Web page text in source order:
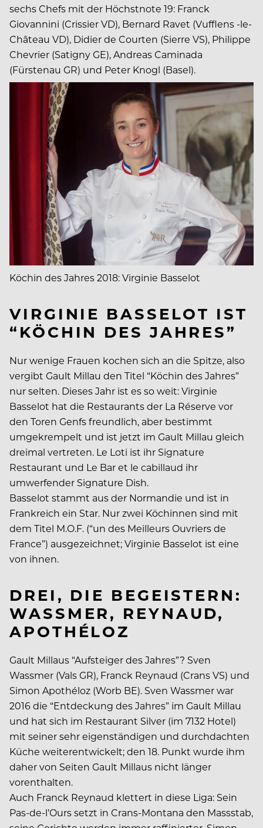
sechs Chefs mit der Höchstnote 19: Franck
Giovannini (Crissier VD), Bernard Ravet (Vufflens -le-
Château VD), Didier de Courten (Sierre VS), Philippe
Chevrier (Satigny GE), Andreas Caminada
(Fürstenau GR) und Peter Knogl (Basel).
Köchin des Jahres 2018: Virginie Basselot
VIRGINIE BASSELOT IST
“KÖCHIN DES JAHRES”
Nur wenige Frauen kochen sich an die Spitze, also
vergibt Gault Millau den Titel “Köchin des Jahres”
nur selten. Dieses Jahr ist es so weit: Virginie
Basselot hat die Restaurants der La Réserve vor
den Toren Genfs freundlich, aber bestimmt
umgekrempelt und ist jetzt im Gault Millau gleich
dreimal vertreten. Le Loti ist ihr Signature
Restaurant und Le Bar et le cabillaud ihr
umwerfender Signature Dish.
Basselot stammt aus der Normandie und ist in
Frankreich ein Star. Nur zwei Köchinnen sind mit
dem Titel M.O.F. (“un des Meilleurs Ouvriers de
France”) ausgezeichnet; Virginie Basselot ist eine
von ihnen.
DREI, DIE BEGEISTERN:
WASSMER, REYNAUD,
APOTHÉLOZ
Gault Millaus “Aufsteiger des Jahres”? Sven
Wassmer (Vals GR), Franck Reynaud (Crans VS) und
Simon Apothéloz (Worb BE). Sven Wassmer war
2016 die “Entdeckung des Jahres” im Gault Millau
und hat sich im Restaurant Silver (im 7132 Hotel)
mit seiner sehr eigenständigen und durchdachten
Küche weiterentwickelt; den 18. Punkt wurde ihm
daher von Seiten Gault Millaus nicht länger
vorenthalten.
Auch Franck Reynaud klettert in diese Liga: Sein
Pas-de-l’Ours setzt in Crans-Montana den Massstab,